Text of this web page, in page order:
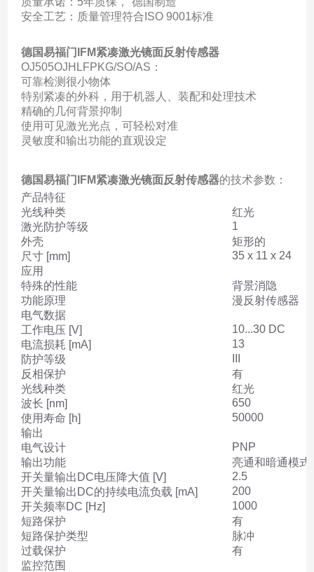
安全工艺：质量管理符合ISO 9001标准
德国易福门IFM紧凑激光镜面反射传感器
OJ505OJHLFPKG/SO/AS：
可靠检测很小物体
特别紧凑的外科，用于机器人、装配和处理技术
精确的几何背景抑制
使用可见激光光点，可轻松对准
灵敏度和输出功能的直观设定
德国易福门IFM紧凑激光镜面反射传感器的技术参数：
产品特征
光线种类
红光
激光防护等级
1
外壳
矩形的
尺寸 [mm]
35 x 11 x 24
应用
特殊的性能
背景消隐
功能原理
漫反射传感器
电气数据
工作电压 [V]
10...30 DC
电流损耗 [mA]
13
防护等级
反相保护
有
光线种类
红光
波长 [nm]
650
使用寿命 [h]
50000
输出
电气设计
PNP
输出功能
亮通和暗通模式
开关量输出DC电压降大值 [V]
2.5
开关量输出DC的持续电流负载 [mA]
200
开关频率DC [Hz]
1000
短路保护
有
短路保护类型
脉冲
过载保护
有
监控范围